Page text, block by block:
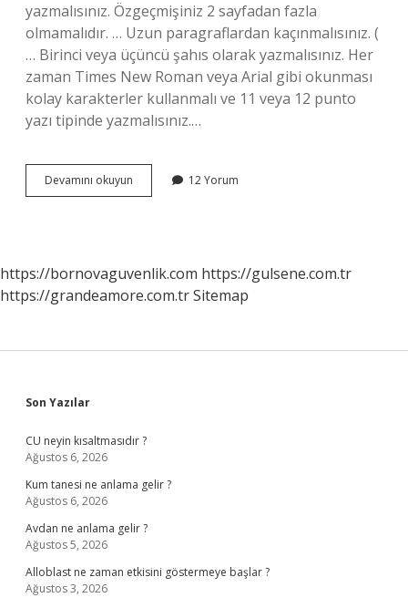
yazmalısınız. Özgeçmişiniz 2 sayfadan fazla
olmamalıdır. … Uzun paragraflardan kaçınmalısınız. (
… Birinci veya üçüncü şahıs olarak yazmalısınız. Her
zaman Times New Roman veya Arial gibi okunması
kolay karakterler kullanmalı ve 11 veya 12 punto
yazı tipinde yazmalısınız.…
Devamını okuyun
Güçlendirmek
12 Yorum
https://bornovaguvenlik.com https://gulsene.com.tr
https://grandeamore.com.trSitemap
Sidebar
Son Yazılar
CU neyin kısaltmasıdır ?
Ağustos 6, 2026
Kum tanesi ne anlama gelir ?
Ağustos 6, 2026
Avdan ne anlama gelir ?
Ağustos 5, 2026
Alloblast ne zaman etkisini göstermeye başlar ?
Ağustos 3, 2026